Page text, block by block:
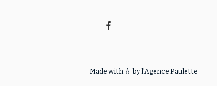
Made with 💧 by l'Agence Paulette